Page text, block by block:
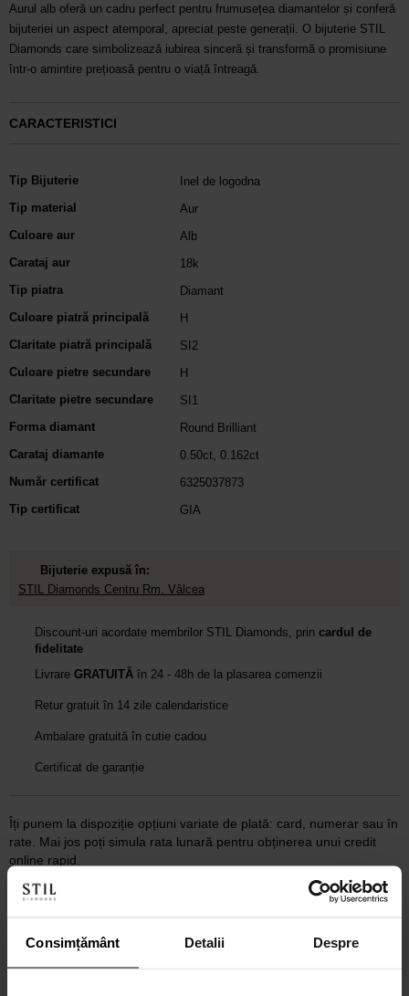
Consimțământ Detalii Despre
Aurul alb oferă un cadru perfect pentru frumusețea diamantelor și conferă
bijuteriei un aspect atemporal, apreciat peste generații. O bijuterie STIL
Diamonds care simbolizează iubirea sinceră și transformă o promisiune
într-o amintire prețioasă pentru o viață întreagă.
CARACTERISTICI
Tip Bijuterie
Inel de logodna
Tip material
Aur
Culoare aur
Alb
Carataj aur
18k
Tip piatra
Diamant
Culoare piatră principală
H
Claritate piatră principală
SI2
Culoare pietre secundare
H
Claritate pietre secundare
SI1
Forma diamant
Round Brilliant
Carataj diamante
0.50ct 0.162ct
Număr certificat
6325037873
Tip certificat
GIA
Bijuterie expusă în:
STIL Diamonds Centru Rm. Vâlcea
Discount-uri acordate membrilor STIL Diamonds, prin cardul de
fidelitate
Livrare GRATUITĂ în 24 - 48h de la plasarea comenzii
Retur gratuit în 14 zile calendaristice
Ambalare gratuită în cutie cadou
Certificat de garanție
Îți punem la dispoziție opțiuni variate de plată: card, numerar sau în
rate. Mai jos poți simula rata lunară pentru obținerea unui credit
online rapid.
CALCULEAZĂ